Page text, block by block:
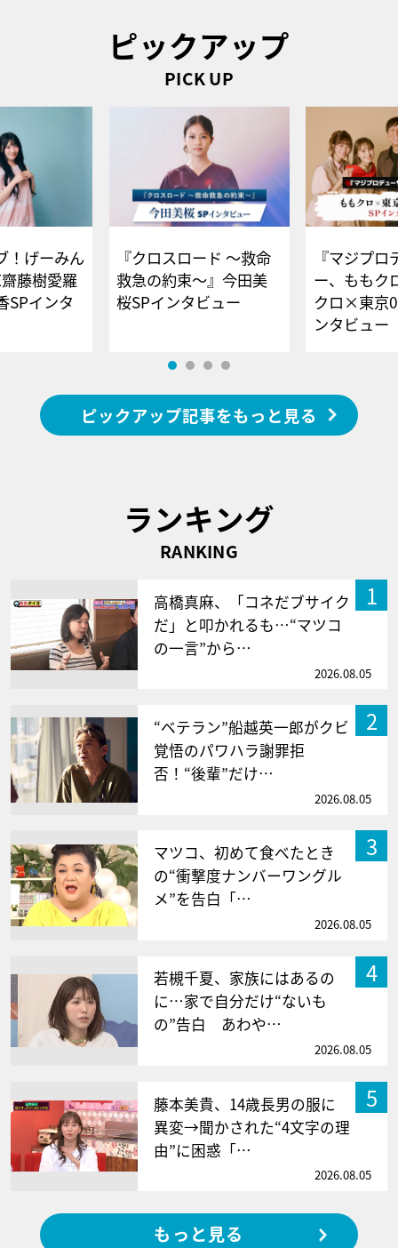
ピックアップ
PICK UP
！げーみん
藤樹愛羅
SPインタ
『クロスロード ～救命
救急の約束～』今田美
桜SPインタビュー
『マジプロ
ー、ももク
クロ×東京
ンタビュー
ピックアップ記事をもっと見る
ランキング
RANKING
1
高橋真麻、「コネだブサイク
だ」と叩かれるも…“マツコ
の一言”から…
2026.08.05
2
“ベテラン”船越英一郎がクビ
覚悟のパワハラ謝罪拒
否！“後輩”だけ…
2026.08.05
3
マツコ、初めて食べたとき
の“衝撃度ナンバーワングル
メ”を告白「…
2026.08.05
4
若槻千夏、家族にはあるの
に…家で自分だけ“ないも
の”告白 あわや…
2026.08.05
5
藤本美貴、14歳長男の服に
異変→聞かされた“4文字の理
由”に困惑「…
2026.08.05
もっと見る